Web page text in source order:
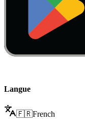
Langue
🇫🇷French